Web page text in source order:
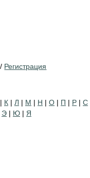
/ Регистрация
| К | Л | М | Н | О | П | Р | С
Э | Ю | Я